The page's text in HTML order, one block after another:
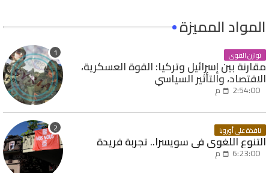
المواد المميزة
توازن القوى
مقارنة بين إسرائيل وتركيا: القوة العسكرية،
الاقتصاد، والتأثير السياسي
2:54:00 م
نافذة على أوروبا
التنوع اللغوي في سويسرا.. تجربة فريدة
6:23:00 م